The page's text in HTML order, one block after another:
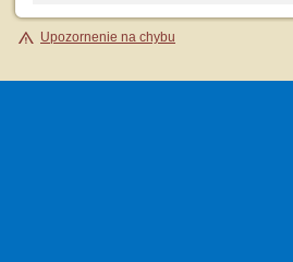
Upozornenie na chybu